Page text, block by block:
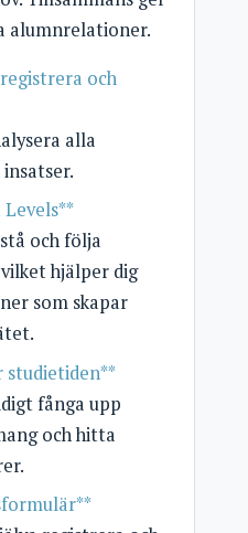
alumnrelationer.
och
alla
och följa
hjälper dig
som skapar
studietiden**
fånga upp
och hitta